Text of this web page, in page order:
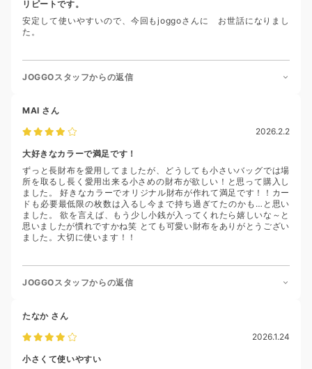
リピートです。
安定して使いやすいので、今回もjoggoさんに お世話になりまし
た。
JOGGOスタッフからの返信
MAI さん
2026.2.2
大好きなカラーで満足です！
ずっと長財布を愛用してましたが、どうしても小さいバッグでは場
所を取るし長く愛用出来る小さめの財布が欲しい！と思って購入し
ました。 好きなカラーでオリジナル財布が作れて満足です！！カー
ドも必要最低限の枚数は入るし今まで持ち過ぎてたのかも…と思い
ました。 欲を言えば、もう少し小銭が入ってくれたら嬉しいな～と
思いましたが慣れですかね笑 とても可愛い財布をありがとうござい
ました。大切に使います！！
JOGGOスタッフからの返信
たなか さん
2026.1.24
小さくて使いやすい